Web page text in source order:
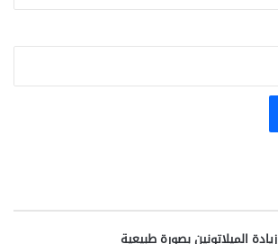
زيادة الميلاتونين بصورة طبيعية